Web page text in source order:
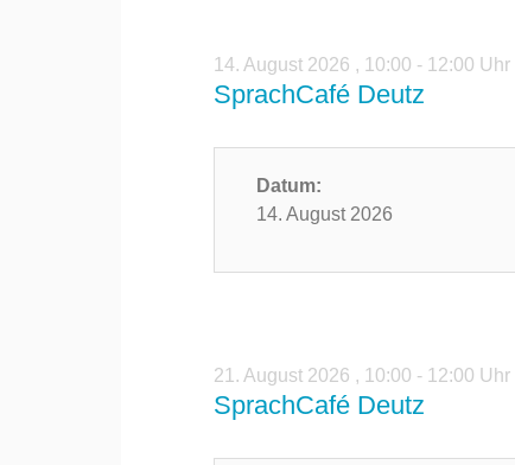
14. August 2026 , 10:00 - 12:00 Uhr
SprachCafé Deutz
Datum:
14. August 2026
21. August 2026 , 10:00 - 12:00 Uhr
SprachCafé Deutz